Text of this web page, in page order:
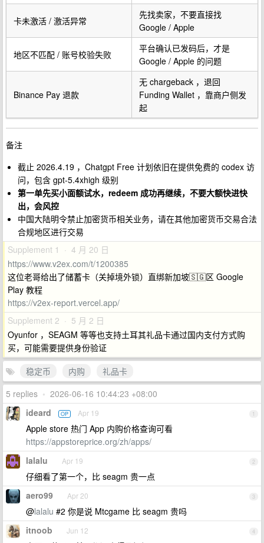
卡未激活 / 激活异常
先找卖家，不要直接找
Google / Apple
地区不匹配 / 账号校验失败
平台确认已发码后，才是
Google / Apple 的问题
Binance Pay 退款
无 chargeback ，退回
Funding Wallet ，靠商户侧发
起
备注
截止 2026.4.19 ，Chatgpt Free 计划依旧在提供免费的 codex 访
问，包含 gpt-5.4xhigh 级别
第一单先买小面额试水，redeem 成功再继续，不要大额快进快
出，会风控
中国大陆明令禁止加密货币相关业务，请在其他加密货币交易合法
合规地区进行交易
Supplement 1 · 4 月 20 日
https://www.v2ex.com/t/1200385
这位老哥给出了储蓄卡（关掉境外锁）直绑新加坡🇸🇬区 Google
Play 教程
https://v2ex-report.vercel.app/
Supplement 2 · 5 月 2 日
Oyunfor ，SEAGM 等等也支持土耳其礼品卡通过国内支付方式购
买，可能需要提供身份验证
稳定币
内购
礼品卡
5 replies • 2026-06-16 10:44:23 +08:00
1
ideard OP Apr 19
Apple store 热门 App 内购价格查询可看
https://appstoreprice.org/zh/apps/
2
lalalu Apr 19
仔细看了第一个，比 seagm 贵一点
3
aero99 Apr 20
@lalalu #2 你是说 Mtcgame 比 seagm 贵吗
4
itnoob Jun 12